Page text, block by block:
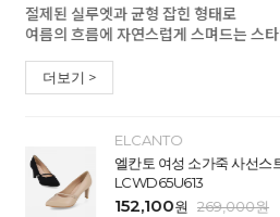
절제된 실루엣과 균형 잡힌 형태로
여름의 흐름에 자연스럽게 스며드는 스
더보기 >
ELCANTO
엘칸토 여성 소가죽 사선스
LCWD65U613
152,100원 269,000원